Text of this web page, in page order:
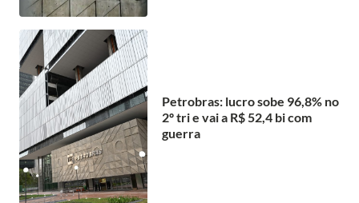
Petrobras: lucro sobe 96,8% no
2º tri e vai a R$ 52,4 bi com
guerra